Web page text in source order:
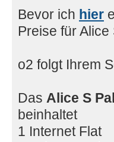
Bevor ich hier
Preise für Alice
o2 folgt Ihrem
Das Alice S
beinhaltet
1 Internet Flat